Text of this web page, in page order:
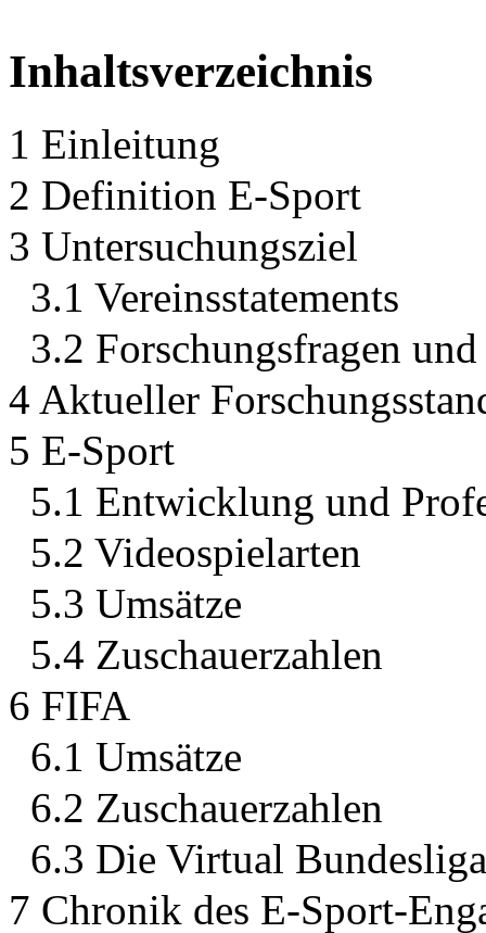
Inhaltsverzeichnis
1 Einleitung
2 Definition E-Sport
3 Untersuchungsziel
3.1 Vereinsstatements
3.2 Forschungsfragen
4 Aktueller
5 E-Sport
5.1 Entwicklung und
5.2 Videospielarten
5.3 Umsätze
5.4 Zuschauerzahlen
6 FIFA
6.1 Umsätze
6.2 Zuschauerzahlen
6.3 Die Virtual
7 Chronik des E-Sport-